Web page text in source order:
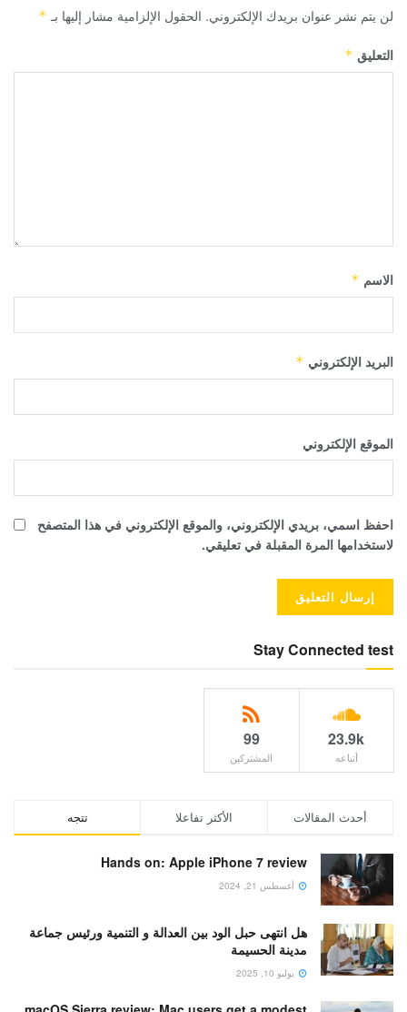
لن يتم نشر عنوان بريدك الإلكتروني. الحقول الإلزامية مشار إليها بـ *
التعليق *
الاسم *
البريد الإلكتروني *
الموقع الإلكتروني
احفظ اسمي، بريدي الإلكتروني، والموقع الإلكتروني في هذا المتصفح
لاستخدامها المرة المقبلة في تعليقي.
Stay Connected test
23.9k
أتباعه
99
المشتركين
تتجه الأكثر تفاعلا أحدث المقالات
Hands on: Apple iPhone 7 review
أغسطس 21, 2024
هل انتهى حبل الود بين العدالة و التنمية ورئيس جماعة
مدينة الحسيمة
يوليو 10, 2025